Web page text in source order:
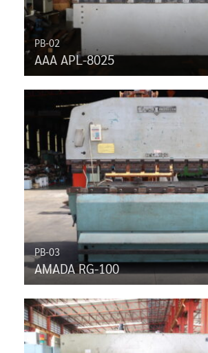
PB-02
AAA APL-8025
PB-03
AMADA RG-100